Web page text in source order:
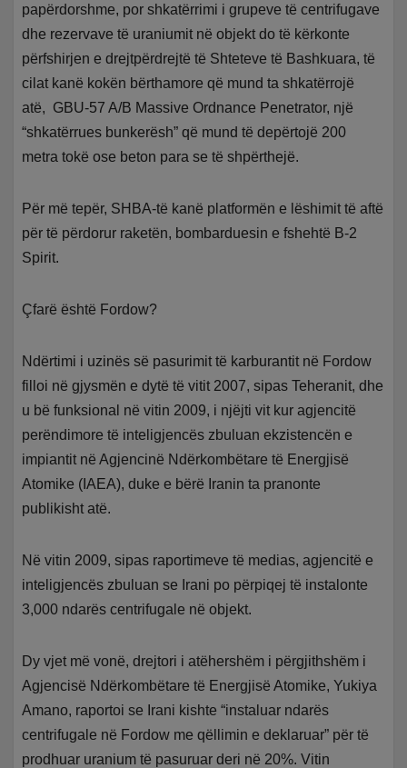
papërdorshme, por shkatërrimi i grupeve të centrifugave
dhe rezervave të uraniumit në objekt do të kërkonte
përfshirjen e drejtpërdrejtë të Shteteve të Bashkuara, të
cilat kanë kokën bërthamore që mund ta shkatërrojë
atë, GBU-57 A/B Massive Ordnance Penetrator, një
“shkatërrues bunkerësh” që mund të depërtojë 200
metra tokë ose beton para se të shpërthejë.
Për më tepër, SHBA-të kanë platformën e lëshimit të aftë
për të përdorur raketën, bombarduesin e fshehtë B-2
Spirit.
Çfarë është Fordow?
Ndërtimi i uzinës së pasurimit të karburantit në Fordow
filloi në gjysmën e dytë të vitit 2007, sipas Teheranit, dhe
u bë funksional në vitin 2009, i njëjti vit kur agjencitë
perëndimore të inteligjencës zbuluan ekzistencën e
impiantit në Agjencinë Ndërkombëtare të Energjisë
Atomike (IAEA), duke e bërë Iranin ta pranonte
publikisht atë.
Në vitin 2009, sipas raportimeve të medias, agjencitë e
inteligjencës zbuluan se Irani po përpiqej të instalonte
3,000 ndarës centrifugale në objekt.
Dy vjet më vonë, drejtori i atëhershëm i përgjithshëm i
Agjencisë Ndërkombëtare të Energjisë Atomike, Yukiya
Amano, raportoi se Irani kishte “instaluar ndarës
centrifugale në Fordow me qëllimin e deklaruar” për të
prodhuar uranium të pasuruar deri në 20%. Vitin